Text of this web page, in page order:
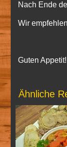
Nach Ende
Wir
Guten Appetit!
Ähnliche